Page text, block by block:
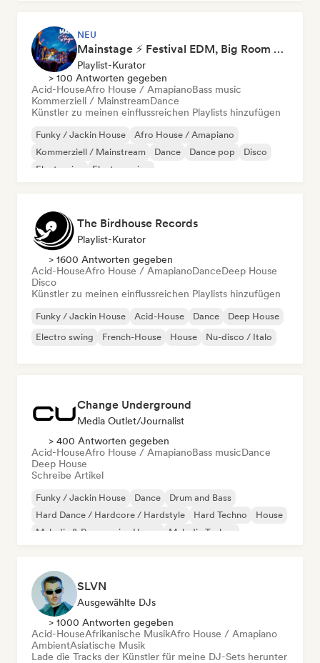
NEU
Mainstage ⚡ Festival EDM, Big Room & House Anthems
Playlist-Kurator
> 100 Antworten gegeben
Acid-HouseAfro House / AmapianoBass music
Kommerziell / MainstreamDance
Künstler zu meinen einflussreichen Playlists hinzufügen
Funky / Jackin House
Afro House / Amapiano
Kommerziell / Mainstream
Dance Dance pop
Disco
Electronica
Electro swing
The Birdhouse Records
Playlist-Kurator
> 1600 Antworten gegeben
Acid-HouseAfro House / AmapianoDanceDeep House
Disco
Künstler zu meinen einflussreichen Playlists hinzufügen
Funky / Jackin House Acid-House Dance
Deep House
Electro swing
French-House House Nu-disco / Italo
Change Underground
Media Outlet/Journalist
> 400 Antworten gegeben
Acid-HouseAfro House / AmapianoBass musicDance
Deep House
Schreibe Artikel
Funky / Jackin House Dance
Drum and Bass
Hard Dance / Hardcore / Hardstyle
Hard Techno
House
Melodic & Progressive House
Melodic Techno
SLVN
Ausgewählte DJs
> 1000 Antworten gegeben
Acid-HouseAfrikanische MusikAfro House / Amapiano
AmbientAsiatische Musik
Lade die Tracks der Künstler für meine DJ-Sets herunter